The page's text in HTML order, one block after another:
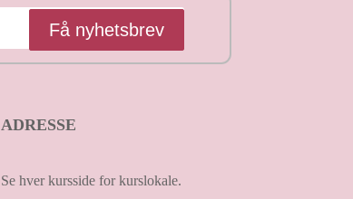
Få nyhetsbrev
ADRESSE
Se hver kursside for kurslokale.